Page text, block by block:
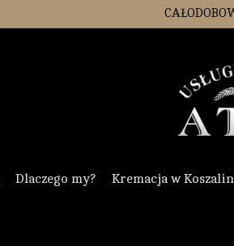
Dlaczego my? Kremacja w